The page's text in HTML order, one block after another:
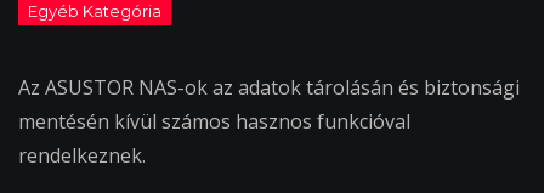
Az ASUSTOR NAS-ok az adatok tárolásán és biztonsági
mentésén kívül számos hasznos funkcióval
rendelkeznek.